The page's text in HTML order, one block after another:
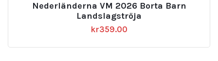
Nederländerna VM 2026 Borta Barn
Landslagströja
kr359.00